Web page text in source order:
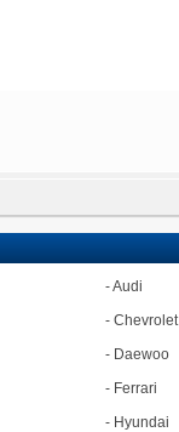
-Audi
- Chevrolet
- Daewoo
- Ferrari
- Hyundai